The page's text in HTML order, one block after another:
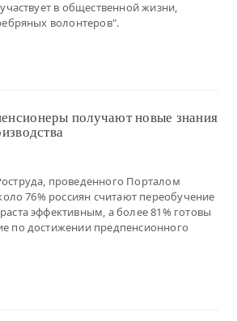
в общественной жизни,
волонтеров".
получают новые знания
проведенного Порталом
76% россиян считают переобучение
эффективным, а более 81% готовы
по достижении предпенсионного